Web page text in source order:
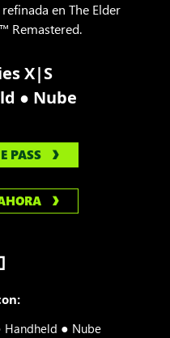
en The Elder
Remastered.
X|S
● Nube
PASS
Handheld ● Nube